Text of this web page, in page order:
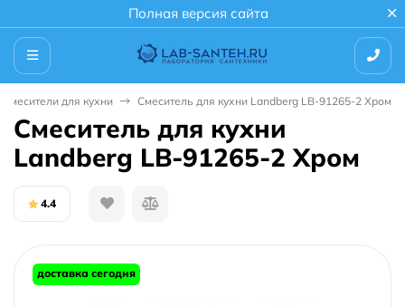
Полная версия сайта
Смесители для кухни Смеситель для кухни Landberg LB-91265-2 Хром
Смеситель для кухни
Landberg LB-91265-2 Хром
4.4
доставка сегодня